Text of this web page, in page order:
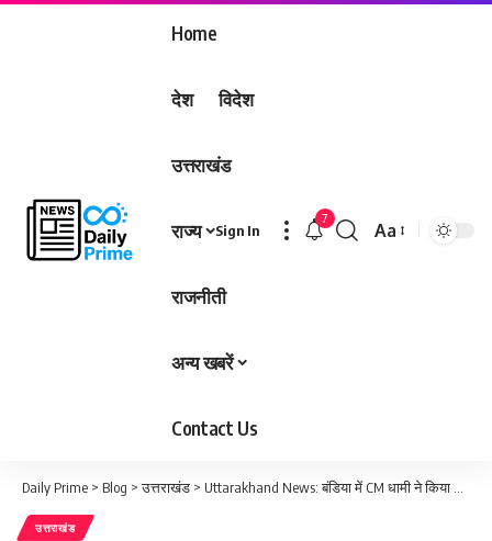
Home
देश विदेश
उत्तराखंड
राज्य
राजनीती
अन्य खबरें
Contact Us
Sign In
7
Font
Aa
Daily Prime > Blog >उत्तराखंड > Uttarakhand News: बंडिया में CM धामी ने किया भोलेनाथ और महाबली हनुमान की प्रतिमाओं का अनावरण, बोले- ऐसे आयोजन बढ़ाते हैं भाईचारा और संस्कार….
उत्तराखंड